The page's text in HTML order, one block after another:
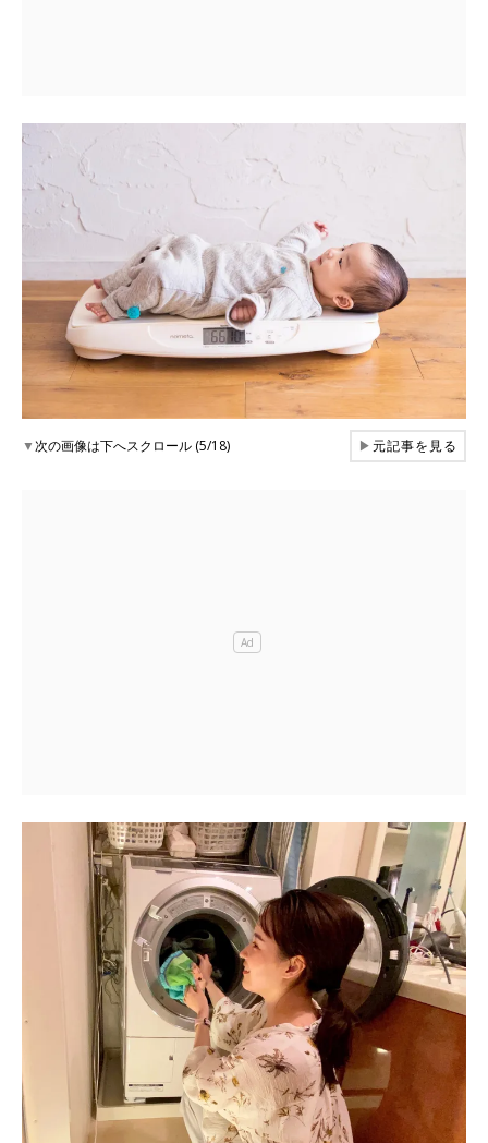
▼次の画像は下へスクロール (5/18) ▶元記事を見る